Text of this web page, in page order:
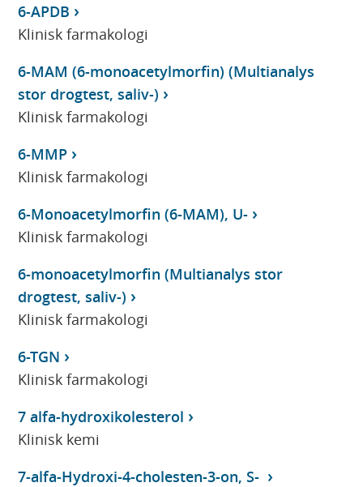
6-APDB
Klinisk farmakologi
6-MAM (6-monoacetylmorfin) (Multianalys
stor drogtest, saliv-)
Klinisk farmakologi
6-MMP
Klinisk farmakologi
6-Monoacetylmorfin (6-MAM), U-
Klinisk farmakologi
6-monoacetylmorfin (Multianalys stor
drogtest, saliv-)
Klinisk farmakologi
6-TGN
Klinisk farmakologi
7 alfa-hydroxikolesterol
Klinisk kemi
7-alfa-Hydroxi-4-cholesten-3-on, S-